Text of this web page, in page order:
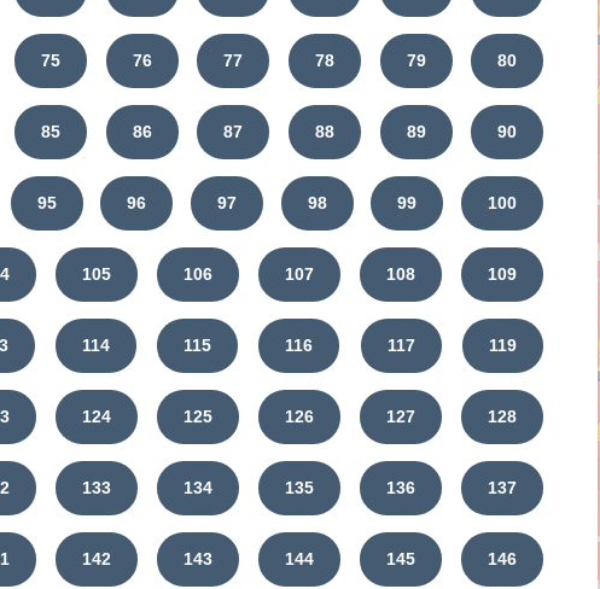
75 76 77 78 79 80
85 86 87 88 89 90
95 96 97 98 99 100
105 106 107 108 109
114 115 116 117 119
124 125 126 127 128
133 134 135 136 137
142 143 144 145 146